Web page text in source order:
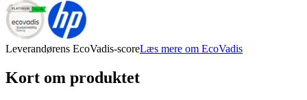
Leverandørens EcoVadis-scoreLæs mere om EcoVadis
Kort om produktet